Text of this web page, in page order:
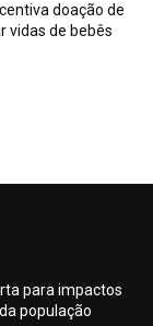
doação de
vidas de bebês
para impactos
população